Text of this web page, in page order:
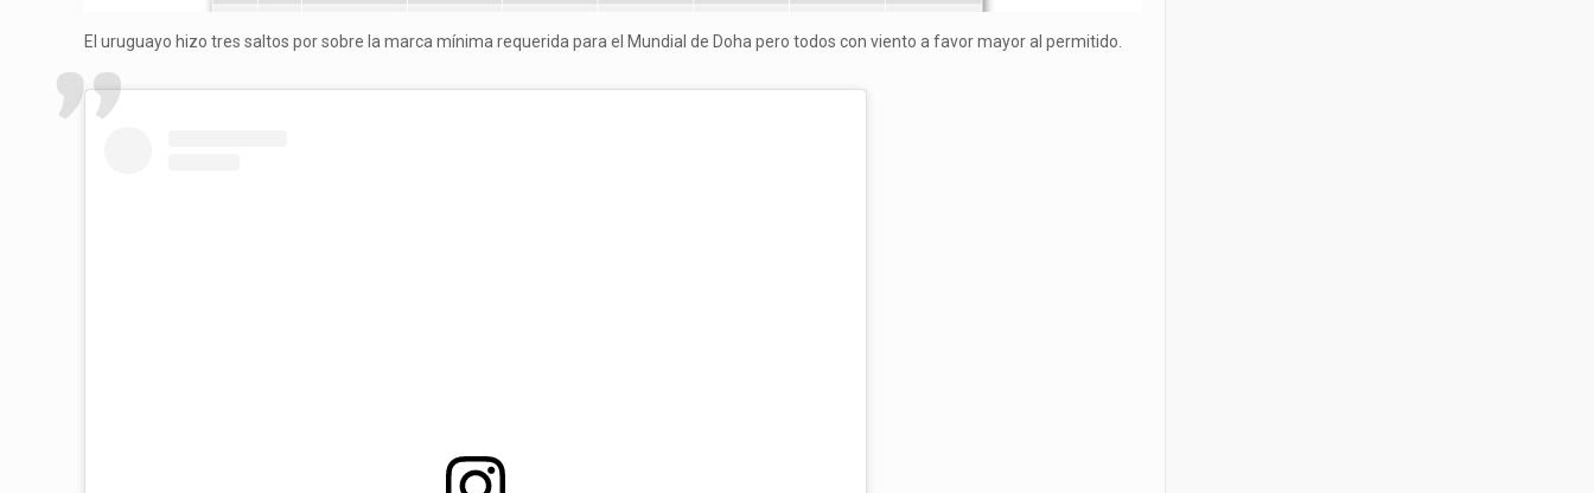
El uruguayo hizo tres saltos por sobre la marca mínima requerida para el Mundial de Doha pero todos con viento a favor mayor al permitido.